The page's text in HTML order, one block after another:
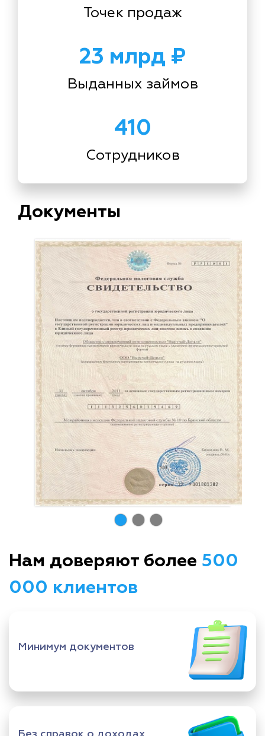
Точек продаж
23 млрд ₽
Выданных займов
410
Сотрудников
Документы
Нам доверяют более 500
000 клиентов
Минимум документов